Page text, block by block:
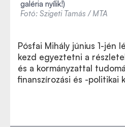
galéria nyílik!)
Fotó: Szigeti Tamás / MTA
Pósfai Mihály június 1-jén
kezd egyeztetni a
és a kormányzattal
finanszírozási és -politikai